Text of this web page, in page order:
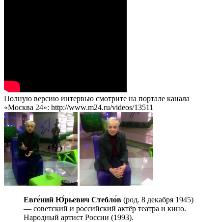
Полную версию интервью смотрите на портале канала
«Москва 24»: http://www.m24.ru/videos/13511
Евге́ний Ю́рьевич Стебло́в (род. 8 декабря 1945)
— советский и российский актёр театра и кино.
Народный артист России (1993).